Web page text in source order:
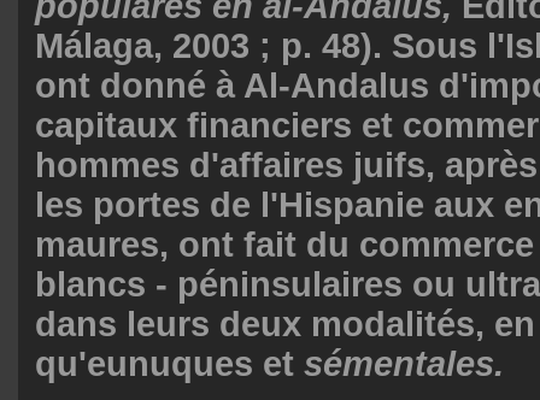
Málaga, 2003 ; p. 48). Sous
ont donné à Al-Andalus
capitaux financiers et
hommes d'affaires juifs,
les portes de l'Hispanie aux
maures, ont fait du
blancs - péninsulaires ou
dans leurs deux modalités,
qu'eunuques et sémentales.